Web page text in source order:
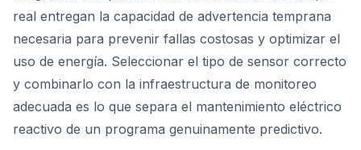
real entregan la capacidad de advertencia temprana
necesaria para prevenir fallas costosas y optimizar el
uso de energía. Seleccionar el tipo de sensor correcto
y combinarlo con la infraestructura de monitoreo
adecuada es lo que separa el mantenimiento eléctrico
reactivo de un programa genuinamente predictivo.